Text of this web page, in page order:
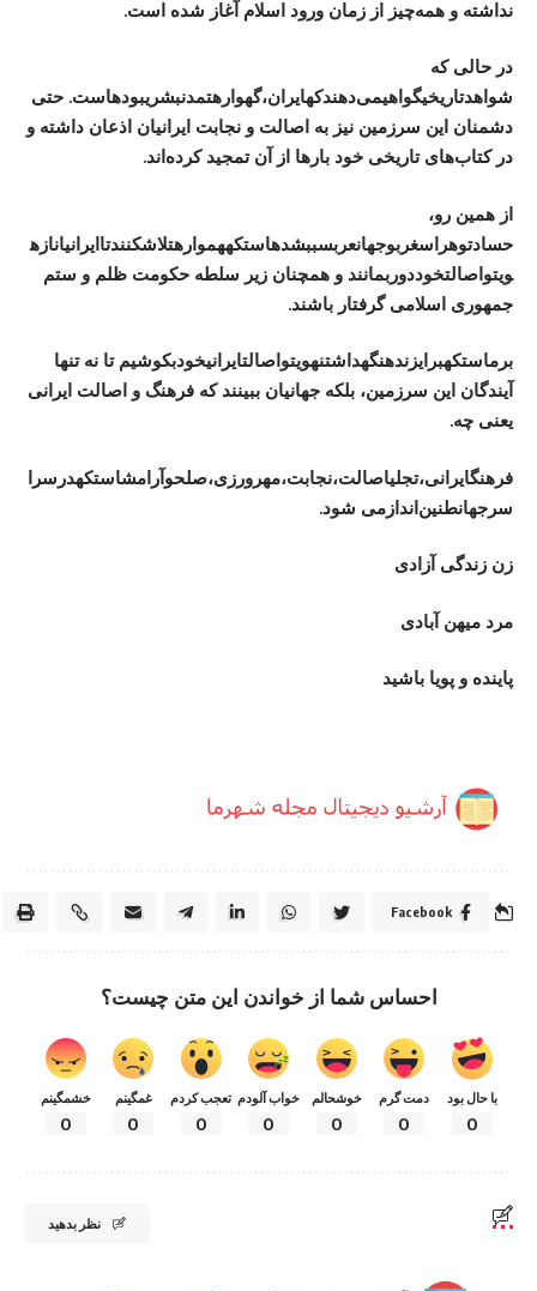
نداشته و همه‌چیز از زمان ورود اسلام آغاز شده است.
در حالی که
شواهدتاریخیگواهیمی‌دهندکهایران،گهوارهتمدنبشریبودهاست. حتی
دشمنان این سرزمین نیز به اصالت و نجابت ایرانیان اذعان داشته و
در کتاب‌های تاریخی خود بارها از آن تمجید کرده‌اند.
از همین رو،
حسادتوهراسغربوجهانعربسببشدهاستکههموارهتلاشکنندتاایرانیاناز ه
ویتواصالتخوددور بمانند و همچنان زیر سلطه حکومت ظلم و ستم
جمهوری اسلامی گرفتار باشند.
بر ماستکهبرایزندهنگهداشتنهویتو اصالتایرانیخودبکوشیم تا نه ‌تنها
آیندگان این سرزمین، بلکه جهانیان ببینند که فرهنگ و اصالت ایرانی
یعنی چه.
فرهنگایرانی،تجلیاصالت،نجابت،مهرورزی،صلحوآرامشاستکهدر سرا
سر جهانطنین‌انداز می شود.
زن زندگی آزادی
مرد میهن آبادی
پاینده و پویا باشید
Facebook
احساس شما از خواندن این متن چیست؟
با حال بود
0
دمت گرم
0
خوشحالم
0
خواب آلودم
0
تعجب کردم
0
غمگینم
0
خشمگینم
0
نظر بدهید